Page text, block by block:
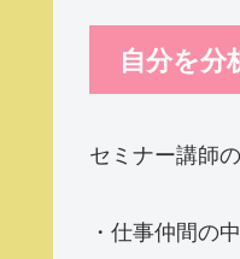
自分を分
セミナー講師
・仕事仲間の